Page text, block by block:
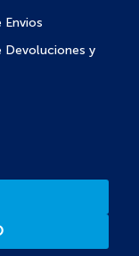
Envios
Devoluciones y